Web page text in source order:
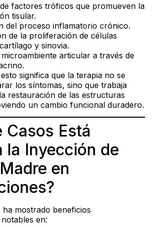
factores tróficos que promueven la
tisular.
del proceso inflamatorio crónico.
de la proliferación de células
y sinovia.
articular a través de
significa que la terapia no se
los síntomas, sino que trabaja
restauración de las estructuras
un cambio funcional duradero.
Casos Está
la Inyección de
en
ha mostrado beneficios
en: